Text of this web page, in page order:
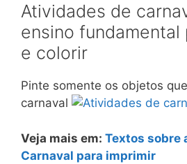
Atividades de
ensino fundamental
e colorir
Pinte somente os objetos
carnaval
Veja mais em: Textos sobre
Carnaval para imprimir